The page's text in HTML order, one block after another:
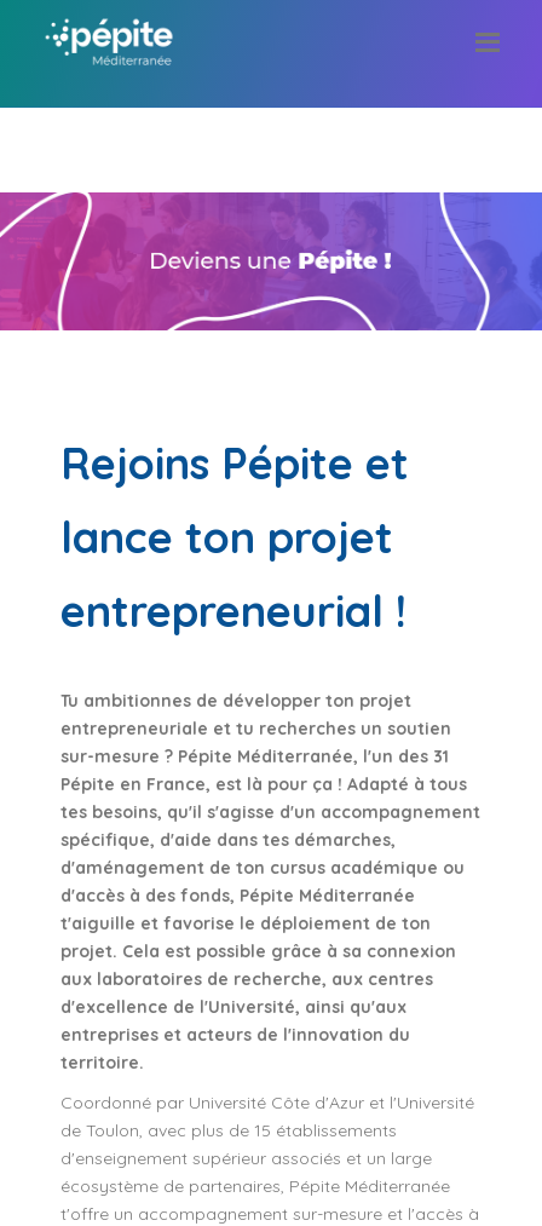
Rejoins Pépite et
lance ton projet
entrepreneurial !
Tu ambitionnes de développer ton projet
entrepreneuriale et tu recherches un soutien
sur-mesure ? Pépite Méditerranée, l'un des 31
Pépite en France, est là pour ça ! Adapté à tous
tes besoins, qu'il s'agisse d'un accompagnement
spécifique, d'aide dans tes démarches,
d'aménagement de ton cursus académique ou
d'accès à des fonds, Pépite Méditerranée
t'aiguille et favorise le déploiement de ton
projet. Cela est possible grâce à sa connexion
aux laboratoires de recherche, aux centres
d'excellence de l'Université, ainsi qu'aux
entreprises et acteurs de l'innovation du
territoire.
Coordonné par Université Côte d'Azur et l'Université
de Toulon, avec plus de 15 établissements
d'enseignement supérieur associés et un large
écosystème de partenaires, Pépite Méditerranée
t'offre un accompagnement sur-mesure et l'accès à